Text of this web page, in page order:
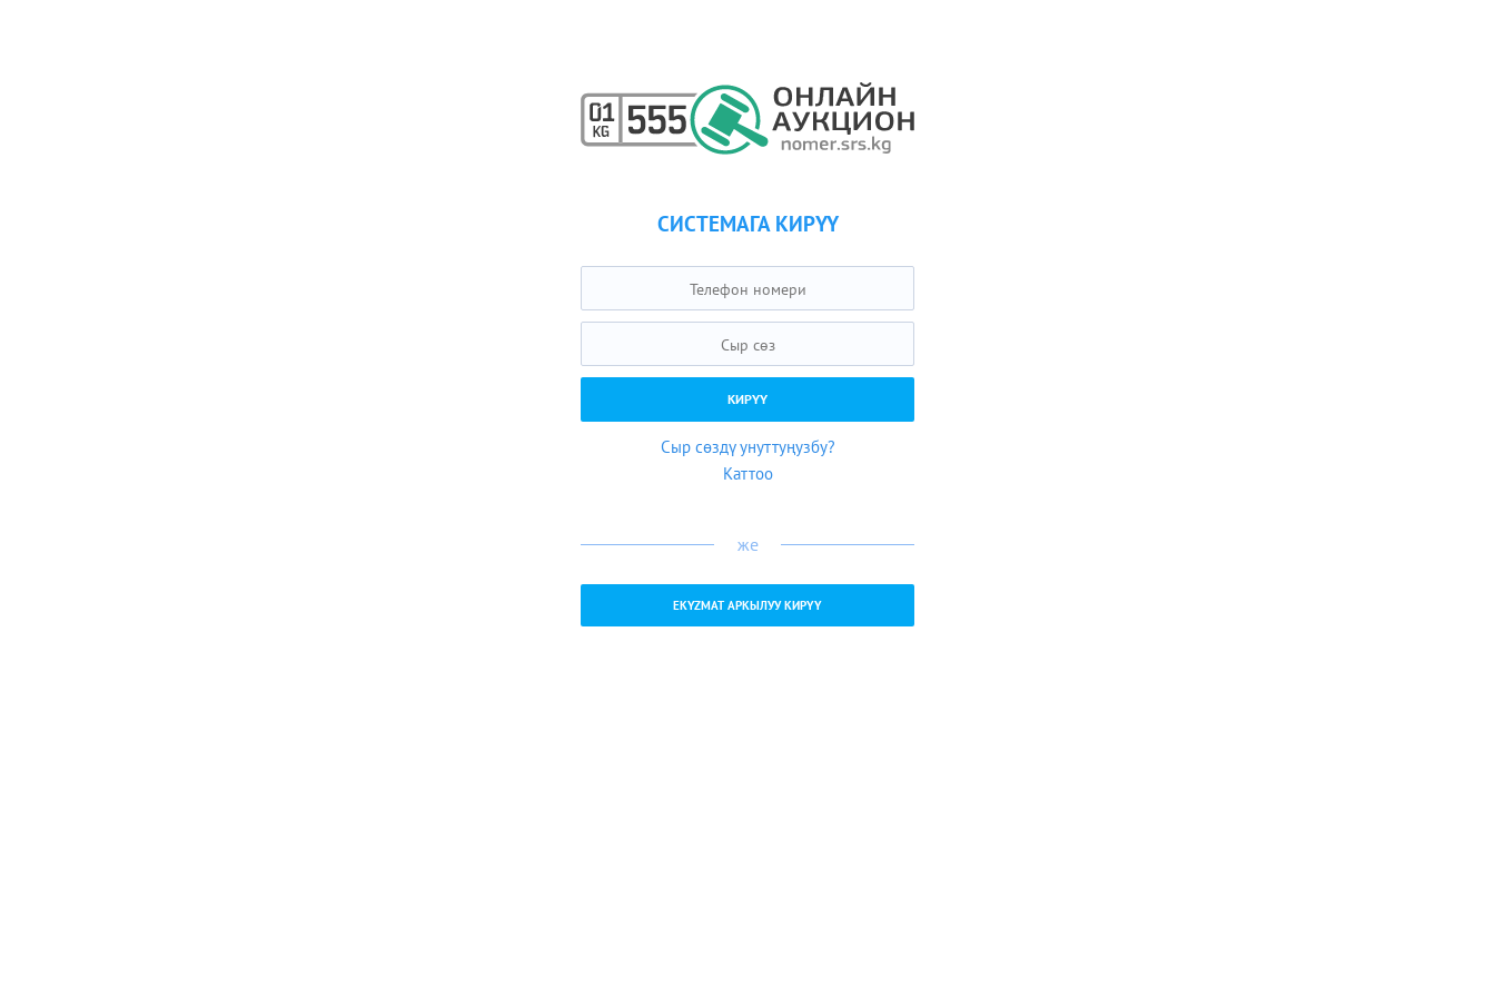
СИСТЕМАГА КИРҮҮ
Сыр сөздү унуттуңузбу?
Каттоо
же
EKYZMAT АРКЫЛУУ КИРҮҮ